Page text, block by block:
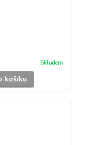
Skladem
košíku